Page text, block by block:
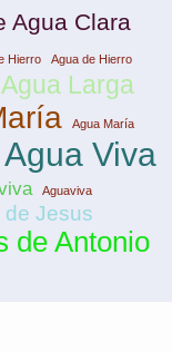
Agua Clara
Hierro Agua de Hierro
Agua Larga
Agua María
Viva
Aguaviva
de Jesus
de Antonio